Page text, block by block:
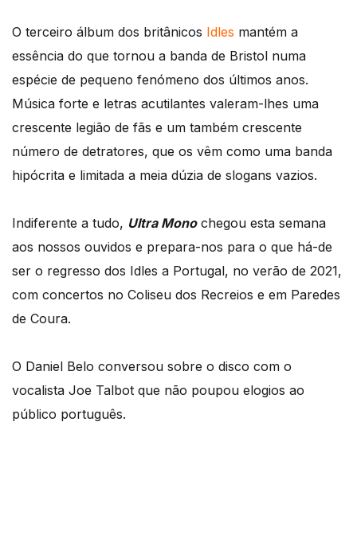
O terceiro álbum dos britânicos Idles mantém a
essência do que tornou a banda de Bristol numa
espécie de pequeno fenómeno dos últimos anos.
Música forte e letras acutilantes valeram-lhes uma
crescente legião de fãs e um também crescente
número de detratores, que os vêm como uma banda
hipócrita e limitada a meia dúzia de slogans vazios.
Indiferente a tudo, Ultra Monochegou esta semana
aos nossos ouvidos e prepara-nos para o que há-de
ser o regresso dos Idles a Portugal, no verão de 2021,
com concertos no Coliseu dos Recreios e em Paredes
de Coura.
O Daniel Belo conversou sobre o disco com o
vocalista Joe Talbot que não poupou elogios ao
público português.